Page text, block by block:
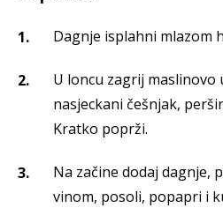
Dagnje isplahni mlazom
U loncu zagrij maslinovo
nasjeckani češnjak,
Kratko poprži.
Na začine dodaj dagnje,
vinom, posoli, popapri i